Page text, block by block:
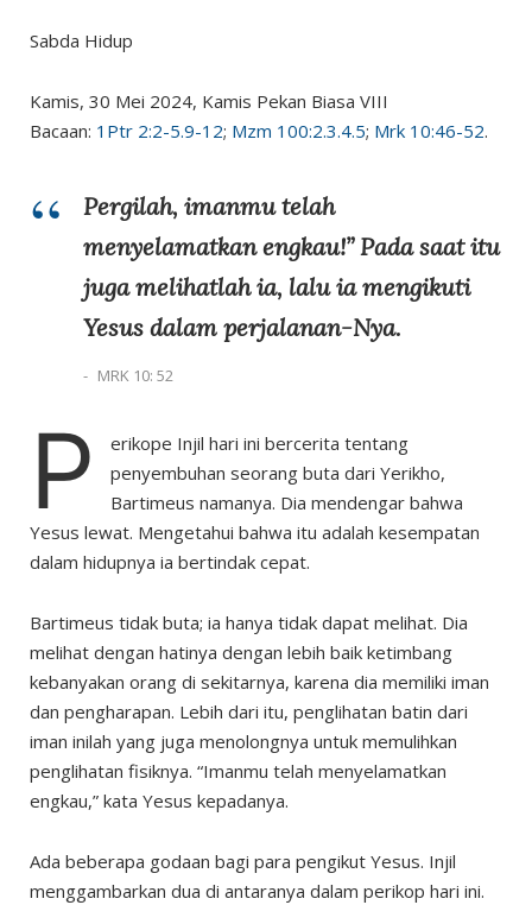
Sabda Hidup
Kamis, 30 Mei 2024, Kamis Pekan Biasa VIII
Bacaan: 1Ptr 2:2-5.9-12; Mzm 100:2.3.4.5; Mrk 10:46-52.
Pergilah, imanmu telah
menyelamatkan engkau!” Pada saat itu
juga melihatlah ia, lalu ia mengikuti
Yesus dalam perjalanan-Nya.
MRK 10: 52
P
erikope Injil hari ini bercerita tentang
penyembuhan seorang buta dari Yerikho,
Bartimeus namanya. Dia mendengar bahwa
Yesus lewat. Mengetahui bahwa itu adalah kesempatan
dalam hidupnya ia bertindak cepat.
Bartimeus tidak buta; ia hanya tidak dapat melihat. Dia
melihat dengan hatinya dengan lebih baik ketimbang
kebanyakan orang di sekitarnya, karena dia memiliki iman
dan pengharapan. Lebih dari itu, penglihatan batin dari
iman inilah yang juga menolongnya untuk memulihkan
penglihatan fisiknya. “Imanmu telah menyelamatkan
engkau,” kata Yesus kepadanya.
Ada beberapa godaan bagi para pengikut Yesus. Injil
menggambarkan dua di antaranya dalam perikop hari ini.